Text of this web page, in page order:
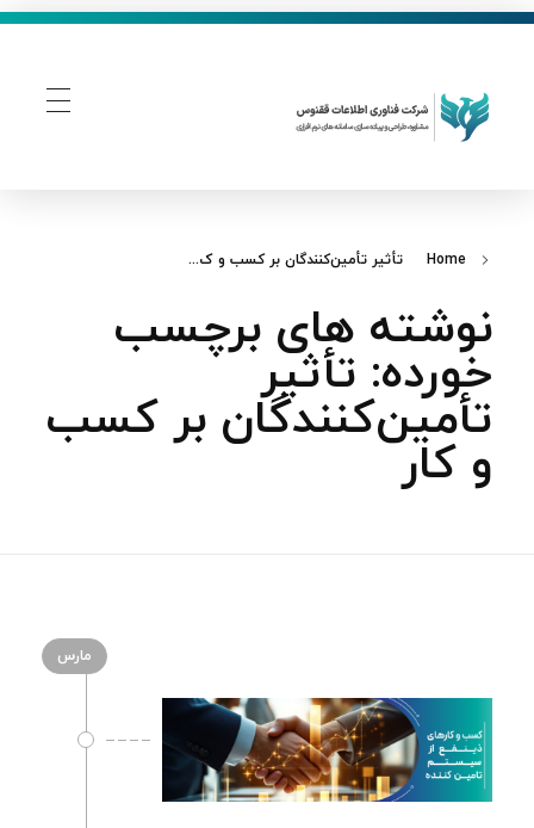
Home تأثیر تأمین‌کنندگان بر کسب و ک...
نوشته های برچسب
خورده: تأثیر
تأمین‌کنندگان بر کسب
و کار
مارس